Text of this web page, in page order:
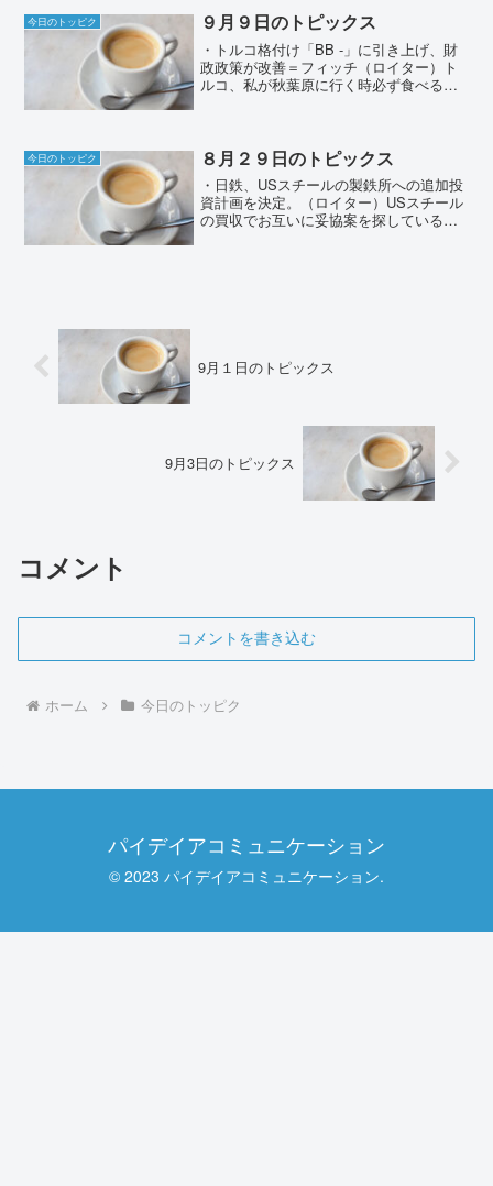
い。何よりも暗殺未遂...
今日のトッピク ９月９日のトピックス
・トルコ格付け「BB -」に引き上げ、財
政政策が改善＝フィッチ（ロイター）ト
ルコ、私が秋葉原に行く時必ず食べるケ
であるということなの...
今日のトッピク ８月２９日のトピックス
・日鉄、USスチールの製鉄所への追加投
資計画を決定。（ロイター）USスチール
の買収でお互いに妥協案を探しているよ
9月１日のトピックス
9月3日のトピックス
コメント
コメントを書き込む
ホーム 今日のトッピク
パイデイアコミュニケーション
© 2023 パイデイアコミュニケーション.